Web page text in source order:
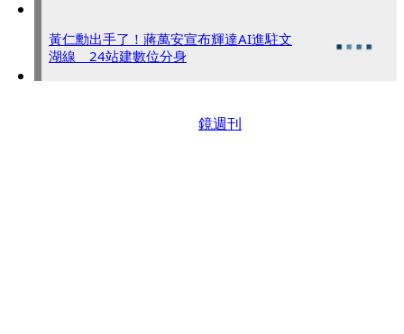
黃仁勳出手了！蔣萬安宣布輝達AI進駐文
湖線 24站建數位分身
鏡週刊